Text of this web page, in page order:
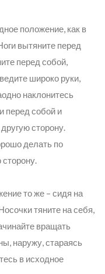
положение, как в
вытяните перед
перед собой,
широко руки,
наклонитесь
перед собой и
сторону.
делать по
то же – сидя на
тяните на себя,
вращать
наружу, стараясь
в исходное